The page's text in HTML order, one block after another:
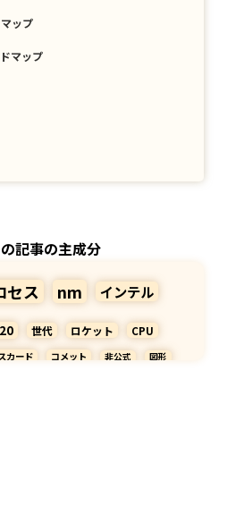
ップ
マップ
記事の主成分
セス nm インテル
世代 ロケット CPU
カード コメット 非公式
図形